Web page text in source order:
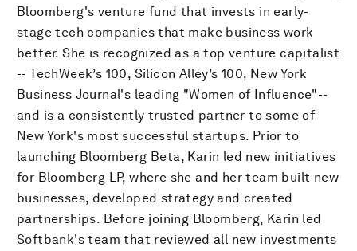
Bloomberg's venture fund that invests in early-
stage tech companies that make business work
better. She is recognized as a top venture capitalist
-- TechWeek’s 100, Silicon Alley’s 100, New York
Business Journal's leading "Women of Influence"--
and is a consistently trusted partner to some of
New York's most successful startups. Prior to
launching Bloomberg Beta, Karin led new initiatives
for Bloomberg LP, where she and her team built new
businesses, developed strategy and created
partnerships. Before joining Bloomberg, Karin led
Softbank's team that reviewed all new investments